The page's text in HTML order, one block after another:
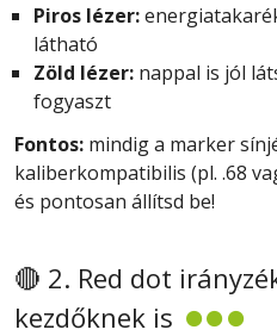
Piros lézer:
látható
Zöld lézer: nappal is jól
fogyaszt
Fontos: mindig a marker
kaliberkompatibilis (pl. .68
és pontosan állítsd be!
🔴 2. Red dot
kezdőknek is